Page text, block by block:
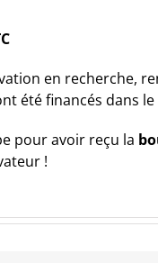
en recherche,
été financés dans
pour avoir reçu la
!